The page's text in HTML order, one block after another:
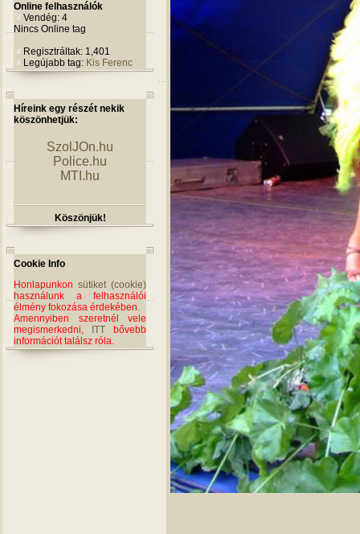
Online felhasználók
Vendég: 4
Nincs Online tag
Regisztráltak: 1,401
Legújabb tag: Kis Ferenc
Híreink egy részét nekik
köszönhetjük:
SzolJOn.hu
Police.hu
MTI.hu
Köszönjük!
Cookie Info
Honlapunkon sütiket (cookie)
használunk a felhasználói
élmény fokozása érdekében.
Amennyiben szeretnél vele
megismerkedni,
ITT bővebb
információt találsz róla.